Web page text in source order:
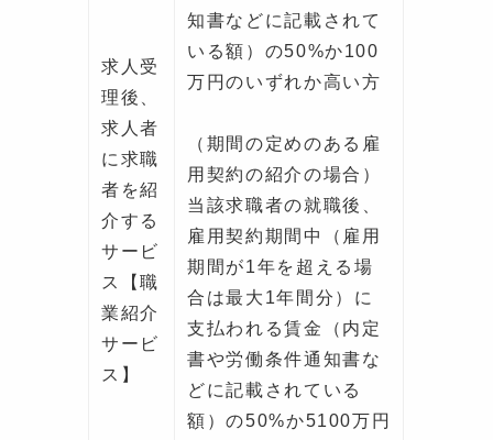
求人受
理後、
求人者
に求職
者を紹
介する
サービ
ス【職
業紹介
サービ
ス】
知書などに記載されて
いる額）の50%か100
万円のいずれか高い方
（期間の定めのある雇
用契約の紹介の場合）
当該求職者の就職後、
雇用契約期間中（雇用
期間が1年を超える場
合は最大1年間分）に
支払われる賃金（内定
書や労働条件通知書な
どに記載されている
額）の50%か5100万円